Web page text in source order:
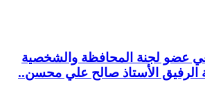
عضو لجنة المحافظة والشخصية
الرفيق الأستاذ صالح علي محسن..